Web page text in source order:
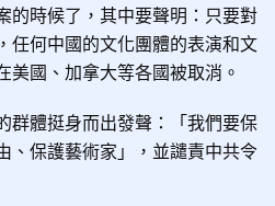
的時候了，其中要聲明：只要對
任何中國的文化團體的表演和文
美國、加拿大等各國被取消。
群體挺身而出發聲：「我們要保
、保護藝術家」，並譴責中共令